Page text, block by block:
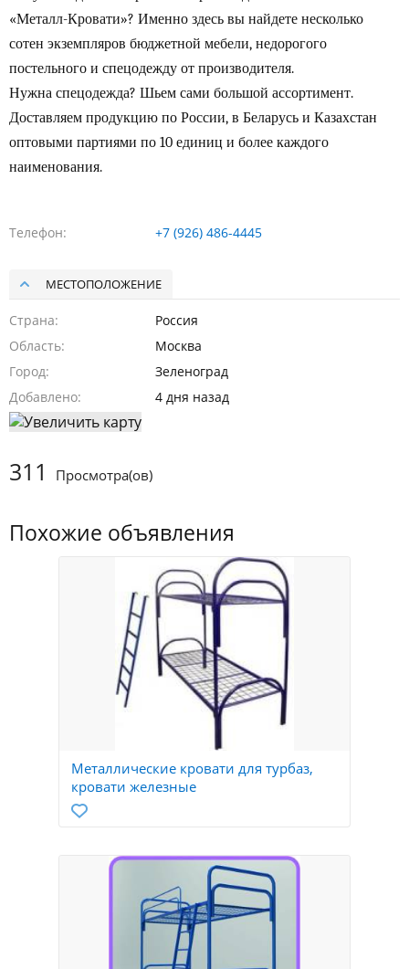
Похожие объявления
Металлические кровати для турбаз,
кровати железные
«Металл-Кровати»? Именно здесь вы найдете несколько
сотен экземпляров бюджетной мебели, недорогого
постельного и спецодежду от производителя.
Нужна спецодежда? Шьем сами большой ассортимент.
Доставляем продукцию по России, в Беларусь и Казахстан
оптовыми партиями по 10 единиц и более каждого
наименования.
Телефон +7 (926) 486-4445
МЕСТОПОЛОЖЕНИЕ
Страна
Россия
Область
Москва
Город
Зеленоград
Добавлено
4 дня назад
311 Просмотра(ов)